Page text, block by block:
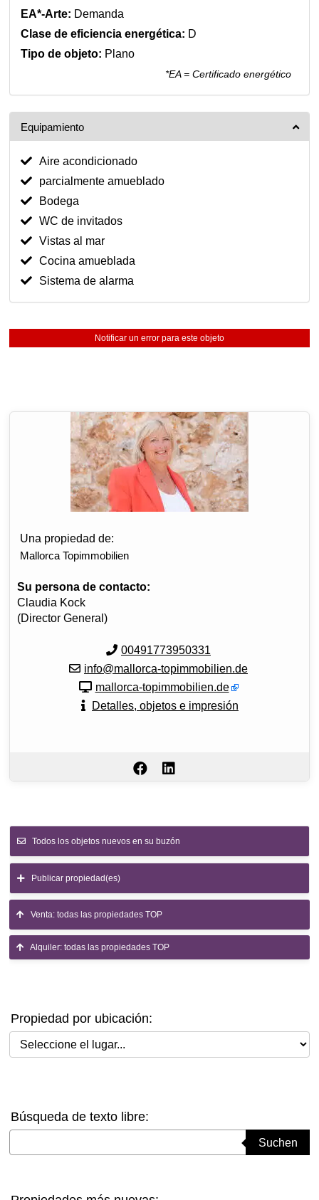
EA*-Arte: Demanda
Clase de eficiencia energética: D
Tipo de objeto: Plano
*EA = Certificado energético
Equipamiento
Aire acondicionado
parcialmente amueblado
Bodega
WC de invitados
Vistas al mar
Cocina amueblada
Sistema de alarma
Notificar un error para este objeto
Una propiedad de:
Mallorca Topimmobilien
Su persona de contacto:
Claudia Kock
(Director General)
00491773950331
info@mallorca-topimmobilien.de
mallorca-topimmobilien.de
Detalles, objetos e impresión
Todos los objetos nuevos en su buzón
Publicar propiedad(es)
Venta: todas las propiedades TOP
Alquiler: todas las propiedades TOP
Propiedad por ubicación:
Seleccione el lugar
Búsqueda de texto libre:
Suchen